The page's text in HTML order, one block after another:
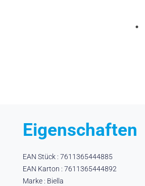
Eigenschaften
EAN Stück : 7611365444885
EAN Karton : 7611365444892
Marke : Biella